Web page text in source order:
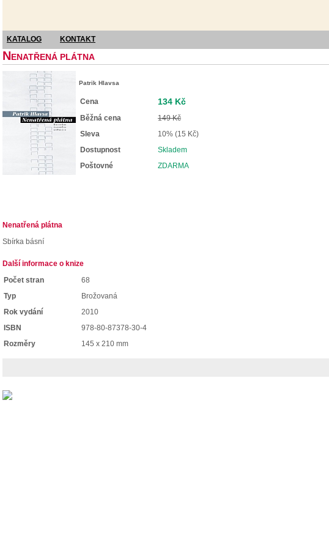
KATALOG KONTAKT
NENATŘENÁ PLÁTNA
Patrik Hlavsa
Cena 134 Kč
Běžná cena
149 Kč
Sleva
10% (15 Kč)
Dostupnost
Skladem
Poštovné
ZDARMA
Nenatřená plátna
Sbírka básní
Další informace o knize
Počet stran
68
Typ
Brožovaná
Rok vydání
2010
ISBN
978-80-87378-30-4
Rozměry
145 x 210 mm